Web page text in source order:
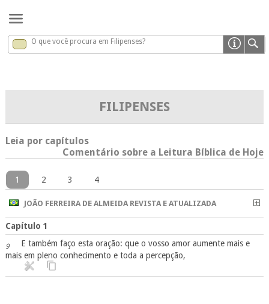
Filipenses x
O que você procura em Filipenses?
FILIPENSES
Leia por capítulos
Comentário sobre a Leitura Bíblica de Hoje
1 2 3 4
JOÃO FERREIRA DE ALMEIDA REVISTA E ATUALIZADA
Capítulo 1
9
E também faço esta oração: que o vosso amor aumente mais e
mais em pleno conhecimento e toda a percepção,